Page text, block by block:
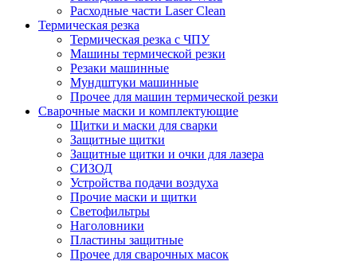
Расходные части Laser Clean
Термическая резка
Термическая резка с ЧПУ
Машины термической резки
Резаки машинные
Мундштуки машинные
Прочее для машин термической резки
Сварочные маски и комплектующие
Щитки и маски для сварки
Защитные щитки
Защитные щитки и очки для лазера
СИЗОД
Устройства подачи воздуха
Прочие маски и щитки
Светофильтры
Наголовники
Пластины защитные
Прочее для сварочных масок